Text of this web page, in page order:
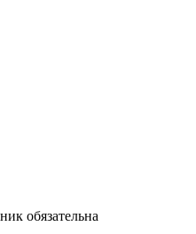
обязательна